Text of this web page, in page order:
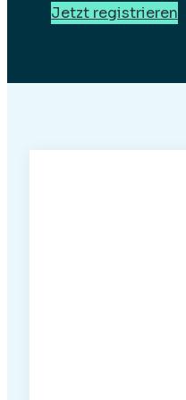
Jetzt registrieren